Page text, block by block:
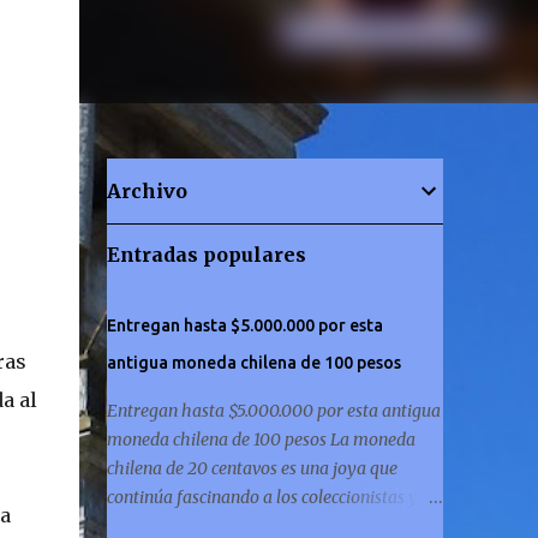
al
Archivo
Entradas populares
Entregan hasta $5.000.000 por esta
antigua moneda chilena de 100 pesos
Entregan hasta $5.000.000 por esta antigua
moneda chilena de 100 pesos La moneda
chilena de 20 centavos es una joya que
continúa fascinando a los coleccionistas y a